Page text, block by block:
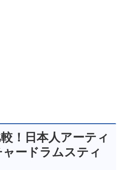
！日本人アーティ
ードラムスティ